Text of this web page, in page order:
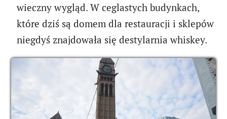
wieczny wygląd. W ceglastych budynkach,
które dziś są domem dla restauracji i sklepów
niegdyś znajdowała się destylarnia whiskey.